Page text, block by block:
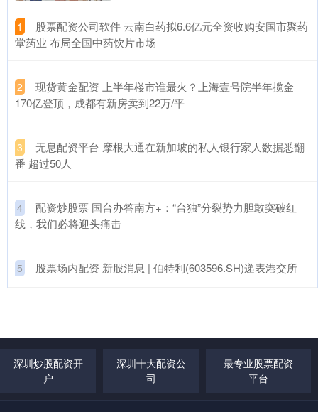
1
​股票配资公司软件 云南白药拟6.6亿元全资收购安国市聚药
堂药业 布局全国中药饮片市场
2
​现货黄金配资 上半年楼市谁最火？上海壹号院半年揽金
170亿登顶，成都有新房卖到22万/平
3
​无息配资平台 摩根大通在新加坡的私人银行家人数据悉翻
番 超过50人
4
​配资炒股票 国台办答南方+：“台独”分裂势力胆敢突破红
线，我们必将迎头痛击
5 ​股票场内配资 新股消息 | 伯特利(603596.SH)递表港交所
深圳炒股配资开
户
深圳十大配资公
司
最专业股票配资
平台